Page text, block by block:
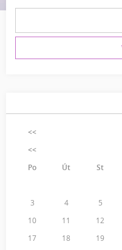
<<
<<
Po
Út St
3
4 5
10
11 12
17
18 19